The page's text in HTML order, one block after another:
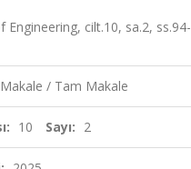
Engineering, cilt.10, sa.2,
Makale / Tam Makale
10 Sayı: 2